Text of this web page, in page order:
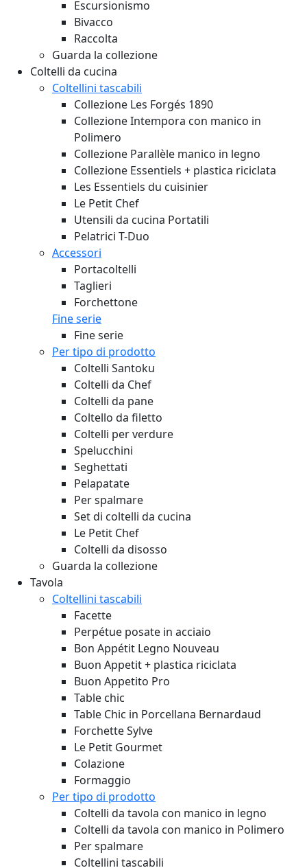
Escursionismo
Bivacco
Raccolta
Guarda la collezione
Coltelli da cucina
Coltellini tascabili
Collezione Les Forgés 1890
Collezione Intempora con manico in
Polimero
Collezione Parallèle manico in legno
Collezione Essentiels + plastica riciclata
Les Essentiels du cuisinier
Le Petit Chef
Utensili da cucina Portatili
Pelatrici T-Duo
Accessori
Portacoltelli
Taglieri
Forchettone
Fine serie
Fine serie
Per tipo di prodotto
Coltelli Santoku
Coltelli da Chef
Coltelli da pane
Coltello da filetto
Coltelli per verdure
Spelucchini
Seghettati
Pelapatate
Per spalmare
Set di coltelli da cucina
Le Petit Chef
Coltelli da disosso
Guarda la collezione
Tavola
Coltellini tascabili
Facette
Perpétue posate in acciaio
Bon Appétit Legno Nouveau
Buon Appetit + plastica riciclata
Buon Appetito Pro
Table chic
Table Chic in Porcellana Bernardaud
Forchette Sylve
Le Petit Gourmet
Colazione
Formaggio
Per tipo di prodotto
Coltelli da tavola con manico in legno
Coltelli da tavola con manico in Polimero
Per spalmare
Coltellini tascabili